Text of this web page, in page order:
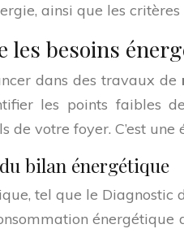
ainsi que les
les besoins
dans des travaux de
les points faibles
de votre foyer. C’est
bilan énergétique
tel que le Diagnostic
énergétique